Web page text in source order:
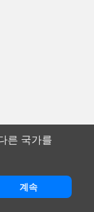
른 국가를
계속